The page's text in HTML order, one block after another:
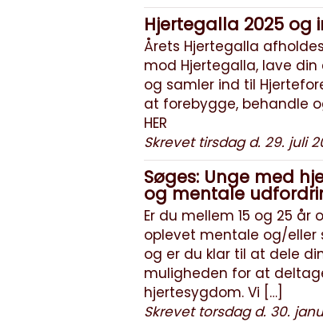
Hjertegalla 2025 og
Årets Hjertegalla
mod Hjertegalla, lave
og samler ind til
at forebygge, behandle
HER
Skrevet tirsdag d. 29. juli
Søges: Unge med
og mentale
Er du mellem 15 og 25
oplevet mentale og/eller
og er du klar til at dele
muligheden for at
hjertesygdom. Vi […]
Skrevet torsdag d. 30.